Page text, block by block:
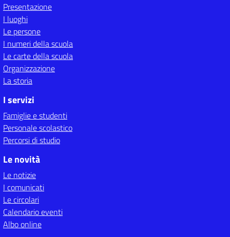
Presentazione
I luoghi
Le persone
I numeri della scuola
Le carte della scuola
Organizzazione
La storia
I servizi
Famiglie e studenti
Personale scolastico
Percorsi di studio
Le novità
Le notizie
I comunicati
Le circolari
Calendario eventi
Albo online